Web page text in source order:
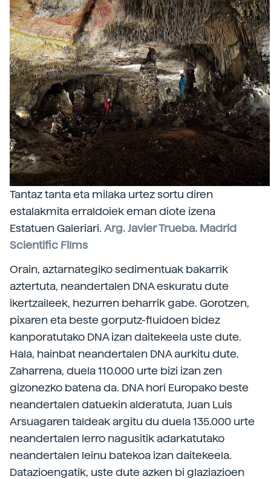
Tantaz tanta eta milaka urtez sortu diren
estalakmita erraldoiek eman diote izena
Estatuen Galeriari. Arg. Javier Trueba. Madrid
Scientific Films
Orain, aztarnategiko sedimentuak bakarrik
aztertuta, neandertalen DNA eskuratu dute
ikertzaileek, hezurren beharrik gabe. Gorotzen,
pixaren eta beste gorputz-fluidoen bidez
kanporatutako DNA izan daitekeela uste dute.
Hala, hainbat neandertalen DNA aurkitu dute.
Zaharrena, duela 110.000 urte bizi izan zen
gizonezko batena da. DNA hori Europako beste
neandertalen datuekin alderatuta, Juan Luis
Arsuagaren taldeak argitu du duela 135.000 urte
neandertalen lerro nagusitik adarkatutako
neandertalen leinu batekoa izan daitekeela.
Datazioengatik, uste dute azken bi glaziazioen